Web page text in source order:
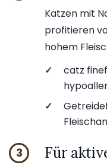
Katzen mit
profitieren
hohem
✓
catz
✓
3 Für